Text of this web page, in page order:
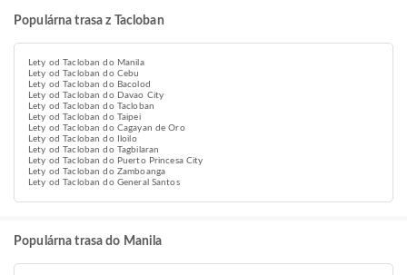
Populárna trasa z Tacloban
Lety od Tacloban do Manila
Lety od Tacloban do Cebu
Lety od Tacloban do Bacolod
Lety od Tacloban do Davao City
Lety od Tacloban do Tacloban
Lety od Tacloban do Taipei
Lety od Tacloban do Cagayan de Oro
Lety od Tacloban do Iloilo
Lety od Tacloban do Tagbilaran
Lety od Tacloban do Puerto Princesa City
Lety od Tacloban do Zamboanga
Lety od Tacloban do General Santos
Populárna trasa do Manila